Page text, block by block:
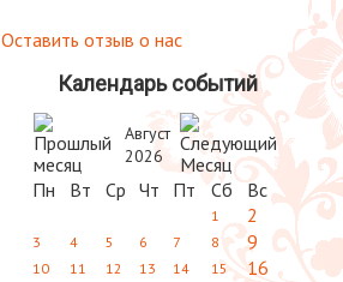
Оставить отзыв о нас
Календарь событий
Август
2026
Пн Вт Ср Чт Пт Сб Вс
1 2
3 4 5 6 7 8 9
10 11 12 13 14 15 16